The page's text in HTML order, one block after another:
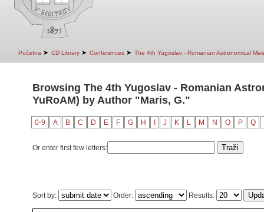
Početna ➤ CD Library ➤ Conferences ➤ The 4th Yugoslav - Romanian Astronomical
Browsing The 4th Yugoslav - Romanian
YuRoAM) by Author "Maris, G."
0-9 A B C D E F G H J K L M N O P Q
Or enter first few letters:
Sort by: Order: Results: